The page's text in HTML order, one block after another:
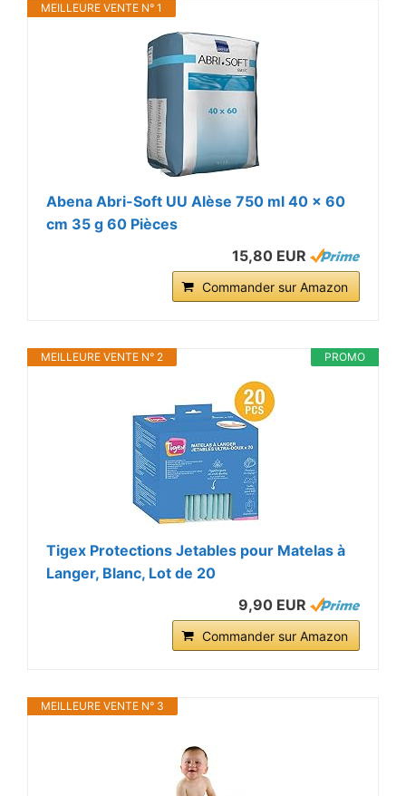
MEILLEURE VENTE N° 1
Abena Abri-Soft UU Alèse 750 ml 40 x 60
cm 35 g 60 Pièces
15,80 EUR
Commander sur Amazon
PROMO
MEILLEURE VENTE N° 2
Tigex Protections Jetables pour Matelas à
Langer, Blanc, Lot de 20
9,90 EUR
Commander sur Amazon
MEILLEURE VENTE N° 3